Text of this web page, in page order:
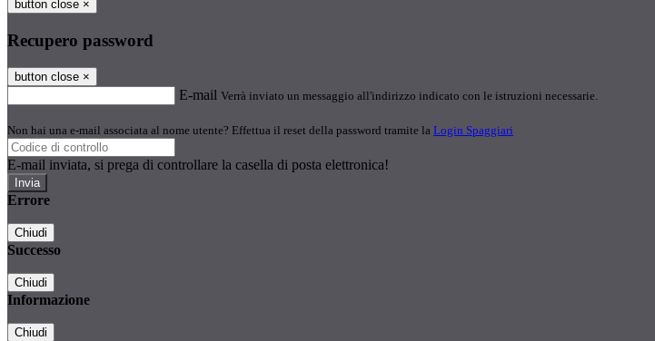
button close ×
Recupero password
button close ×
E-mail Verrà inviato un messaggio all'indirizzo indicato con le istruzioni necessarie.
Non hai una e-mail associata al nome utente? Effettua il reset della password tramite la Login Spaggiari
E-mail inviata, si prega di controllare la casella di posta elettronica!
Errore
Chiudi
Successo
Chiudi
Informazione
Chiudi